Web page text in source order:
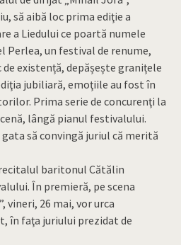
să aibă loc prima ediţie a
a Liedului ce poartă numele
un festival de renume,
de existență, depășește granițele
jubiliară, emoţiile au fost în
Prima serie de concurenţi la
lângă pianul festivalului.
să convingă juriul că merită
baritonul Cătălin
În premieră, pe scena
vineri, 26 mai, vor urca
în faţa juriului prezidat de